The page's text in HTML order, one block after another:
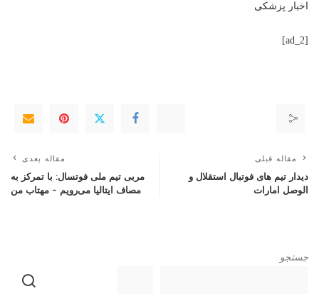
اخبار پزشکی
[ad_2]
مقاله قبلی
دیدار تیم ‌های فوتبال استقلال و
الوصل امارات
مقاله بعدی
مربی تیم ملی فوتسال: با تمرکز به
مصاف ایتالیا می‌رویم – مهتاب من
جستجو